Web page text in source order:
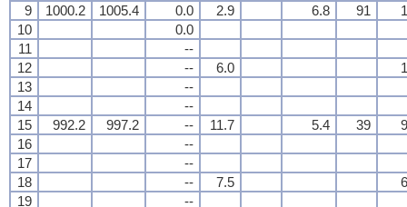
9
1000.2 1005.4 0.0 2.9 6.8 91
10
0.0
11
--
12
-- 6.0
13
--
14
--
15
992.2 997.2 -- 11.7 5.4 39
16
--
17
--
18
-- 7.5
19
--